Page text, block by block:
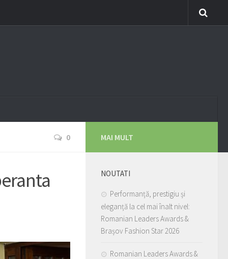
0 MAI MULT
NOUTATI
Performanță, prestigiu și
eleganță la cel mai înalt nivel:
Romanian Leaders Awards &
Brașov Fashion Star 2026
Romanian Leaders Awards &